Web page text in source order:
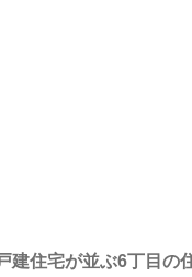
建住宅が並ぶ6丁目の